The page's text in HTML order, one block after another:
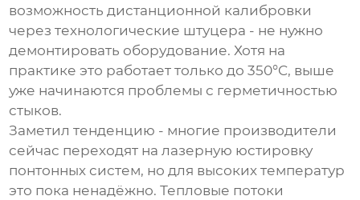
возможность дистанционной калибровки
через технологические штуцера - не нужно
демонтировать оборудование. Хотя на
практике это работает только до 350°C, выше
уже начинаются проблемы с герметичностью
стыков.
Заметил тенденцию - многие производители
сейчас переходят на лазерную юстировку
понтонных систем, но для высоких температур
это пока ненадёжно. Тепловые потоки